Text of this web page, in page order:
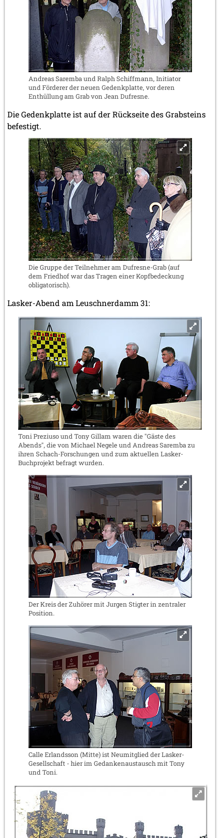
Andreas Saremba und Ralph Schiffmann, Initiator
und Förderer der neuen Gedenkplatte, vor deren
Enthüllung am Grab von Jean Dufresne.
Die Gedenkplatte ist auf der Rückseite des Grabsteins
befestigt.
Die Gruppe der Teilnehmer am Dufresne-Grab (auf
dem Friedhof war das Tragen einer Kopfbedeckung
obligatorisch).
Lasker-Abend am Leuschnerdamm 31:
Toni Preziuso und Tony Gillam waren die "Gäste des
Abends", die von Michael Negele und Andreas Saremba zu
ihren Schach-Forschungen und zum aktuellen Lasker-
Buchprojekt befragt wurden.
Der Kreis der Zuhörer mit Jurgen Stigter in zentraler
Position.
Calle Erlandsson (Mitte) ist Neumitglied der Lasker-
Gesellschaft - hier im Gedankenaustausch mit Tony
und Toni.